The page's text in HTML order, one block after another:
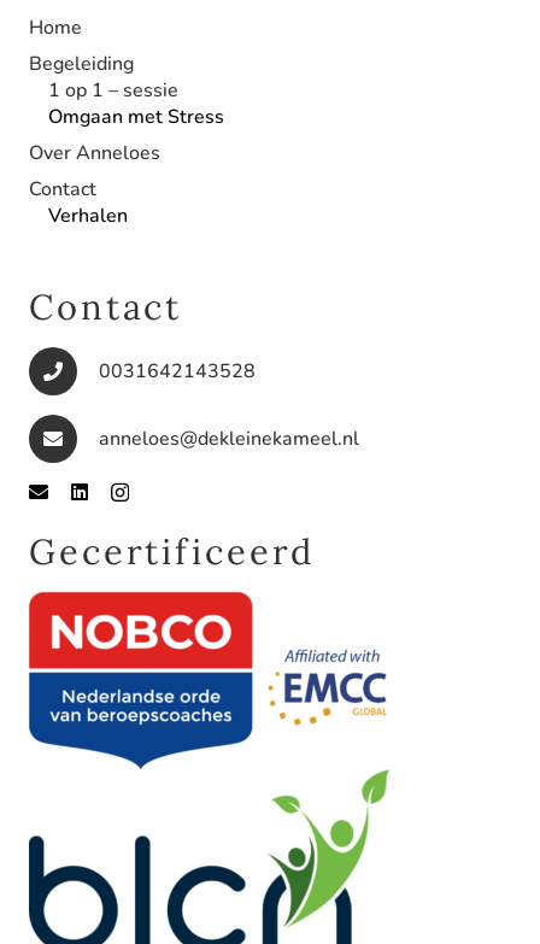
Home
Begeleiding
1 op 1 – sessie
Omgaan met Stress
Over Anneloes
Contact
Verhalen
Contact
0031642143528
anneloes@dekleinekameel.nl
Gecertificeerd